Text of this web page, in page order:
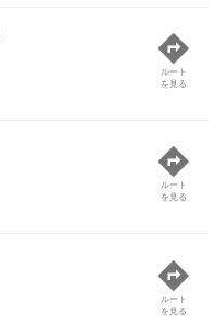
ルート
を見る
ルート
を見る
ルート
を見る